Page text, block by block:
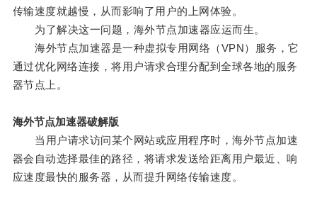
传输速度就越慢，从而影响了用户的上网体验。
为了解决这一问题，海外节点加速器应运而生。
海外节点加速器是一种虚拟专用网络（VPN）服务，它
通过优化网络连接，将用户请求合理分配到全球各地的服务
器节点上。
海外节点加速器破解版
当用户请求访问某个网站或应用程序时，海外节点加速
器会自动选择最佳的路径，将请求发送给距离用户最近、响
应速度最快的服务器，从而提升网络传输速度。